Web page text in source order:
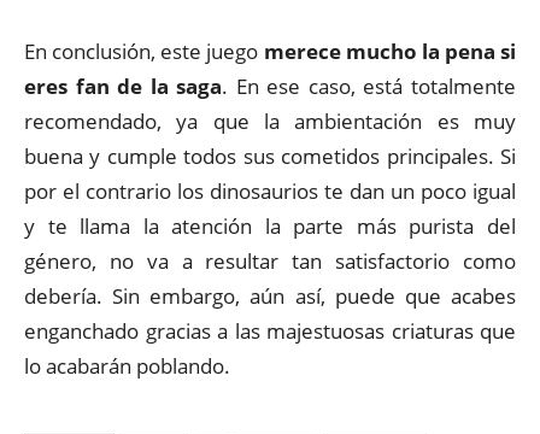
En conclusión, este juego merece mucho la pena si
eres fan de la saga. En ese caso, está totalmente
recomendado, ya que la ambientación es muy
buena y cumple todos sus cometidos principales. Si
por el contrario los dinosaurios te dan un poco igual
y te llama la atención la parte más purista del
género, no va a resultar tan satisfactorio como
debería. Sin embargo, aún así, puede que acabes
enganchado gracias a las majestuosas criaturas que
lo acabarán poblando.